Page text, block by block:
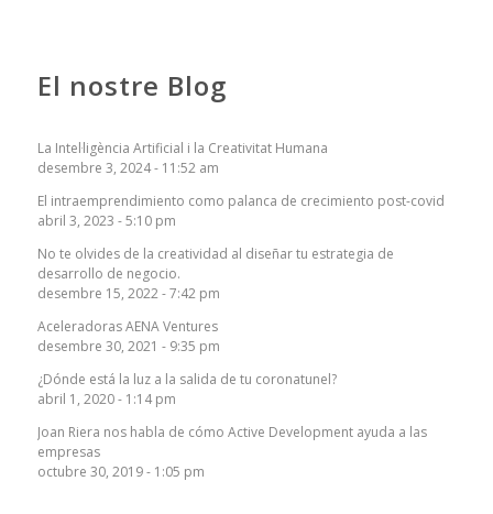
El nostre Blog
La Intel·ligència Artificial i la Creativitat Humana
desembre 3, 2024 - 11:52 am
El intraemprendimiento como palanca de crecimiento post-covid
abril 3, 2023 - 5:10 pm
No te olvides de la creatividad al diseñar tu estrategia de
desarrollo de negocio.
desembre 15, 2022 - 7:42 pm
Aceleradoras AENA Ventures
desembre 30, 2021 - 9:35 pm
¿Dónde está la luz a la salida de tu coronatunel?
abril 1, 2020 - 1:14 pm
Joan Riera nos habla de cómo Active Development ayuda a las
empresas
octubre 30, 2019 - 1:05 pm